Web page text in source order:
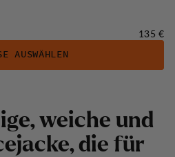
Preis:
135 €
AUSWÄHLEN
weiche und
die für